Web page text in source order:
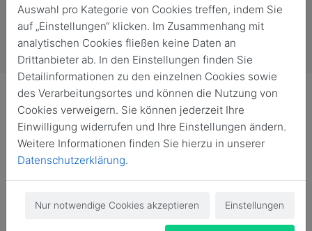
Im Interview: Dr. Sebastian Bruns, Wissenschaftler am
Institut für Sicherheitspolitik an der Universität Kiel
(ISPK)
Das GIDS war in diesem Jahr Mitorganisator des Kiel
International Seapower Symposium #KISS2024. Die
Auswahl pro Kategorie von Cookies treffen, indem Sie
auf „Einstellungen“ klicken. Im Zusammenhang mit
analytischen Cookies fließen keine Daten an
Drittanbieter ab. In den Einstellungen finden Sie
Detailinformationen zu den einzelnen Cookies sowie
des Verarbeitungsortes und können die Nutzung von
Cookies verweigern. Sie können jederzeit Ihre
Einwilligung widerrufen und Ihre Einstellungen ändern.
Weitere Informationen finden Sie hierzu in unserer
Datenschutzerklärung.
Nur notwendige Cookies akzeptieren Einstellungen